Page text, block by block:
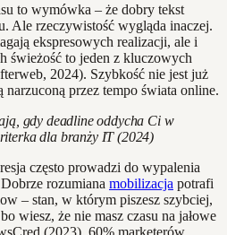
to wymówka – że dobry tekst
Ale rzeczywistość wygląda inaczej.
ekspresowych realizacji, ale i
świeżość to jeden z kluczowych
2024). Szybkość nie jest już
przez tempo świata online.
gdy deadline oddycha Ci w
dla branży IT (2024)
często prowadzi do wypalenia
rozumiana mobilizacja potrafi
– stan, w którym piszesz szybciej,
wiesz, że nie masz czasu na jałowe
(2023), 60% marketerów